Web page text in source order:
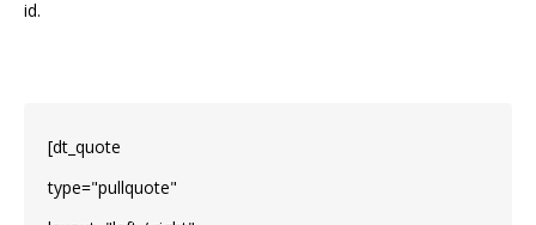
id.
[dt_quote
type="pullquote"